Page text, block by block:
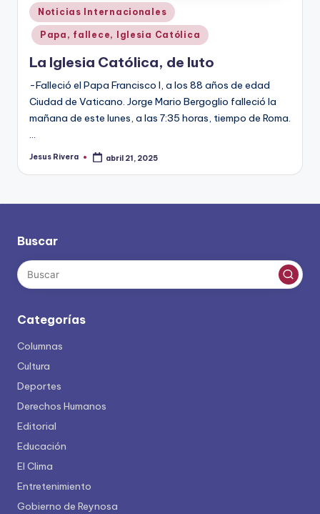
Publicado
en
Noticias Internacionales
Papa, fallece, Iglesia Católica
La Iglesia Católica, de luto
-Falleció el Papa Francisco I, a los 88 años de edad
Ciudad de Vaticano. Jorge Mario Bergoglio falleció la
mañana de este lunes, a las 7:35 horas, tiempo de Roma.
…
Publicado
Jesus Rivera abril 21, 2025
Buscar
Categorías
Columnas
Cultura
Deportes
Derechos Humanos
Editorial
Educación
El Clima
Entretenimiento
Gobierno de Reynosa